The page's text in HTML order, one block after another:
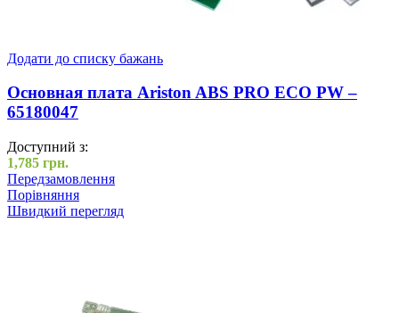
Додати до списку бажань
Основная плата Ariston ABS PRO ECO PW –
65180047
Доступний з:
1,785 грн.
Передзамовлення
Порівняння
Швидкий перегляд